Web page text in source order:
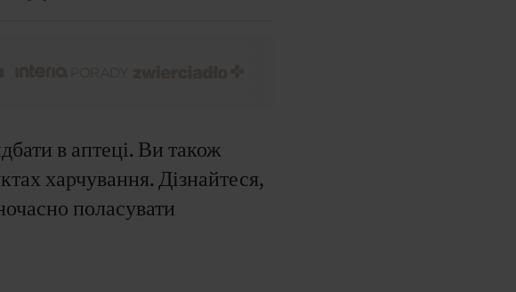
в аптеці. Ви також
харчування. Дізнайтеся,
поласувати